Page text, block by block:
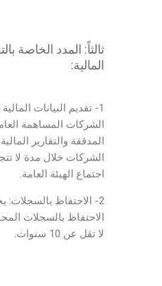
ثالثاً: المدد الخاصة
المالية:
1- تقديم البيانات
الشركات المساهمة
المدققة والتقارير
اجتماع الهيئة العامة.
2- الاحتفاظ
الاحتفاظ بالسجلات
لا تقل عن 10 سنوات.